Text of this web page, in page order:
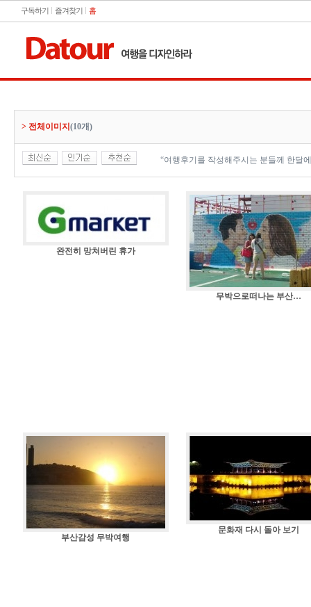
구독하기 즐겨찾기 홈
> 전체이미지 (10개)
“여행후기를 작성해주시는 분들께 한달
완전히 망쳐버린 휴가
무박으로떠나는 부산…
부산감성 무박여행
문화재 다시 돌아 보기